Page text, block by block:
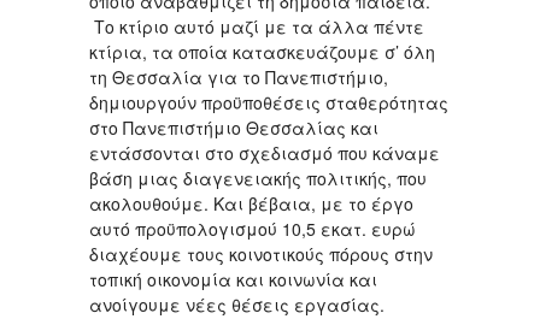
Το κτίριο αυτό μαζί με τα άλλα πέντε
κτίρια, τα οποία κατασκευάζουμε σ’ όλη
τη Θεσσαλία για το Πανεπιστήμιο,
δημιουργούν προϋποθέσεις σταθερότητας
στο Πανεπιστήμιο Θεσσαλίας και
εντάσσονται στο σχεδιασμό που κάναμε
βάση μιας διαγενειακής πολιτικής, που
ακολουθούμε. Και βέβαια, με το έργο
αυτό προϋπολογισμού 10,5 εκατ. ευρώ
διαχέουμε τους κοινοτικούς πόρους στην
τοπική οικονομία και κοινωνία και
ανοίγουμε νέες θέσεις εργασίας.